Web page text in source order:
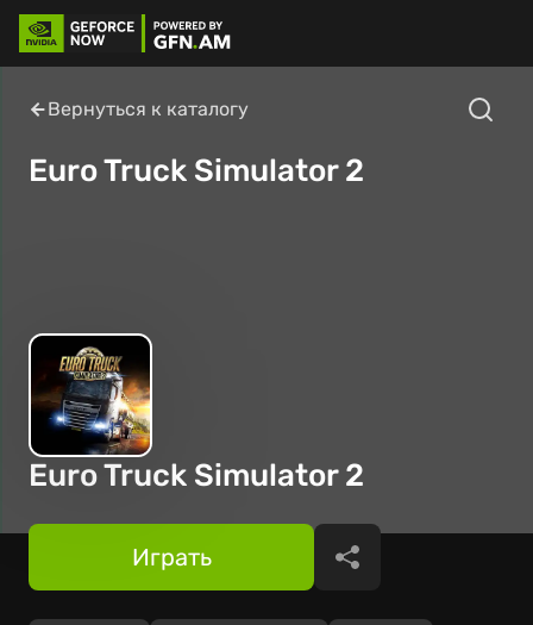
Вернуться к каталогу
Euro Truck Simulator 2
Euro Truck Simulator 2
Играть Поделиться